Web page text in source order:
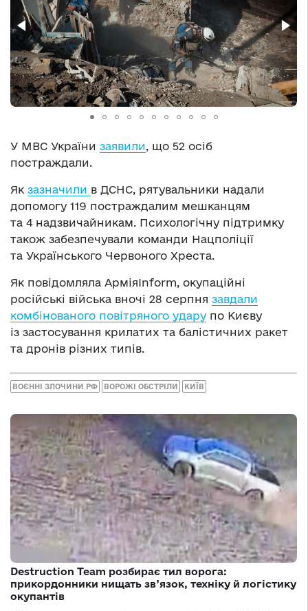
У МВС України заявили, що 52 осіб
постраждали.
Як зазначили в ДСНС, рятувальники надали
допомогу 119 постраждалим мешканцям
та 4 надзвичайникам. Психологічну підтримку
також забезпечували команди Нацполіції
та Українського Червоного Хреста.
Як повідомляла АрміяInform, окупаційні
російські війська вночі 28 серпня завдали
комбінованого повітряного удару по Києву
із застосування крилатих та балістичних ракет
та дронів різних типів.
ВОЄННІ ЗЛОЧИНИ РФ ВОРОЖІ ОБСТРІЛИ КИЇВ
Destruction Team розбирає тил ворога:
прикордонники нищать зв’язок, техніку й логістику
окупантів